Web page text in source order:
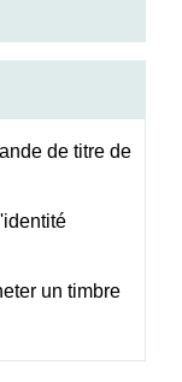
de titre de
un timbre